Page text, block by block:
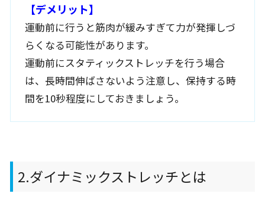
【デメリット】
運動前に行うと筋肉が緩みすぎて力が発揮しづ
らくなる可能性があります。
運動前にスタティックストレッチを行う場合
は、長時間伸ばさないよう注意し、保持する時
間を10秒程度にしておきましょう。
2.ダイナミックストレッチとは